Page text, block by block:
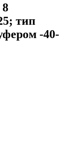
тип
-40-